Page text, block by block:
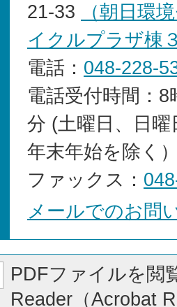
21-33
（朝日環
イクルプラザ棟
電話： 048-228-
電話受付時間：
分 (土曜日、日
年末年始を除く
ファックス：
メールでのお問
PDFファイルを閲
Reader（Acrobat